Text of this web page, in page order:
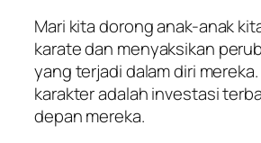
Mari kita dorong anak-anak
karate dan menyaksikan
yang terjadi dalam diri
karakter adalah investasi
depan mereka.